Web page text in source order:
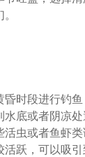
昏时段进行钓
底或者阴凉处
活虫或者鱼虾
跃，可以吸引